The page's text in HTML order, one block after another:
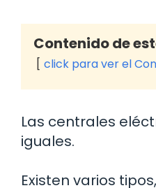
Contenido de
click para ver el
Las centrales
iguales.
Existen varios